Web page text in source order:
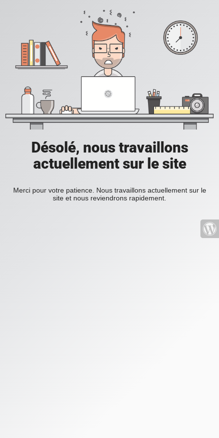
Désolé, nous travaillons
actuellement sur le site
Merci pour votre patience. Nous travaillons actuellement sur le
site et nous reviendrons rapidement.